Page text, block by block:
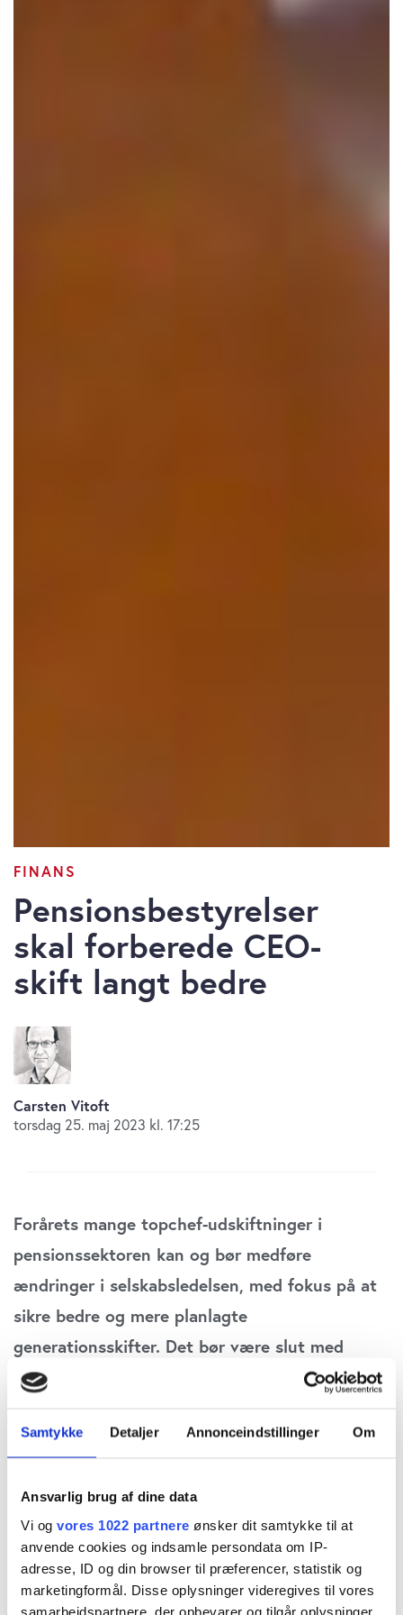
Samtykke Detaljer Annonceindstillinger Om
Ansvarlig brug af dine data
Vi og vores 1022 partnere ønsker dit samtykke til at
anvende cookies og indsamle persondata om IP-
adresse, ID og din browser til præferencer, statistik og
marketingformål. Disse oplysninger videregives til vores
samarbejdspartnere, der opbevarer og tilgår oplysninger
FINANS
Pensionsbestyrelser
skal forberede CEO-
skift langt bedre
Carsten Vitoft
torsdag 25. maj 2023 kl. 17:25
Forårets mange topchef-udskiftninger i
pensionssektoren kan og bør medføre
ændringer i selskabsledelsen, med fokus på at
sikre bedre og mere planlagte
generationsskifter. Det bør være slut med
direktioner bestående af kun én topchef.
fagredaktør Carsten Vitoft i denne kommentar.
Der har været historisk gang i svingdørene i
toppen af den danske pensionssektor de seneste
års tid, og i stort set alle tilfældene synes en
pludselig afsked at komme allermest bag på